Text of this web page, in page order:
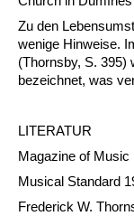
Zu den
wenige Hinweise.
(Thornsby, S. 395)
bezeichnet, was
LITERATUR
Magazine of Music
Musical Standard
Frederick W.